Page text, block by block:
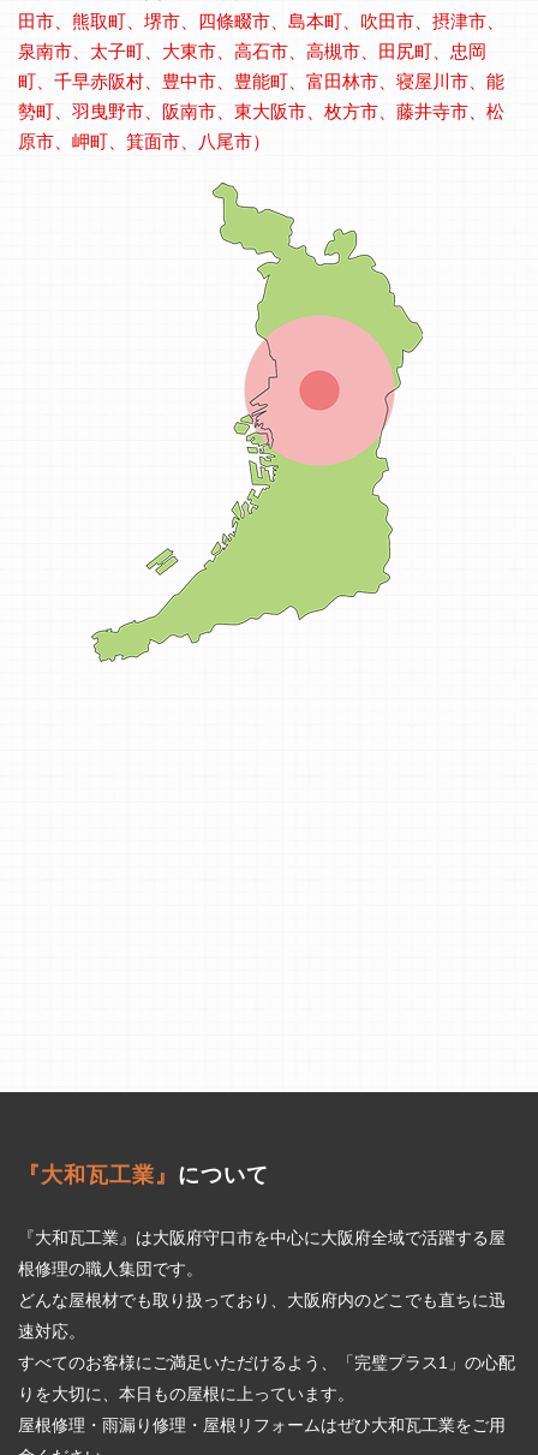
田市、熊取町、堺市、四條畷市、島本町、吹田市、摂津市、
泉南市、太子町、大東市、高石市、高槻市、田尻町、忠岡
町、千早赤阪村、豊中市、豊能町、富田林市、寝屋川市、能
勢町、羽曳野市、阪南市、東大阪市、枚方市、藤井寺市、松
原市、岬町、箕面市、八尾市）
『大和瓦工業』 について
『大和瓦工業』は大阪府守口市を中心に大阪府全域で活躍する屋
根修理の職人集団です。
どんな屋根材でも取り扱っており、大阪府内のどこでも直ちに迅
速対応。
すべてのお客様にご満足いただけるよう、「完璧プラス1」の心配
りを大切に、本日もの屋根に上っています。
屋根修理・雨漏り修理・屋根リフォームはぜひ大和瓦工業をご用